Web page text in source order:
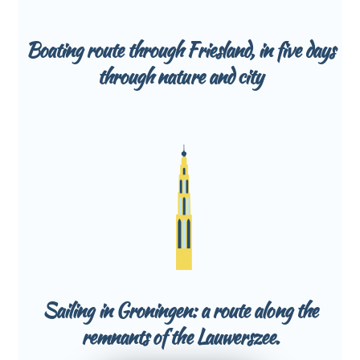
Boating route through Friesland, in five days
through nature and city
Sailing in Groningen: a route along the
remnants of the Lauwerszee.